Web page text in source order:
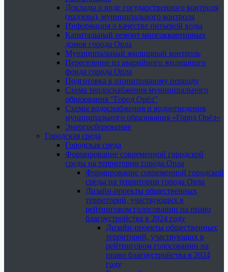
Доклады о виде государственного контроля
(надзора), муниципального контроля
Информация о качестве питьевой воды
Капитальный ремонт многоквартирных
домов города Орла
Муниципальный жилищный контроль
Переселение из аварийного жилищного
фонда города Орла
Подготовка к отопительному периоду
Схема теплоснабжения муниципального
образования "Город Орёл"
Схемы водоснабжения и водоотведения
муниципального образования «Город Орёл»
Энергосбережение
Городская среда
Городская среда
Формирование современной городской
среды на территории города Орла
Формирование современной городской
среды на территории города Орла
Дизайн-проекты общественных
территорий, участвующих в
рейтинговом голосовании на право
благоустройства в 2024 году
Дизайн-проекты общественных
территорий, участвующих в
рейтинговом голосовании на
право благоустройства в 2024
году